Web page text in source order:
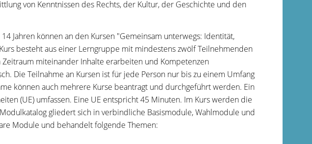
von Kenntnissen des Rechts, der Kultur, der Geschichte und den
Jahren können an den Kursen "Gemeinsam unterwegs: Identität,
besteht aus einer Lerngruppe mit mindestens zwölf Teilnehmenden
miteinander Inhalte erarbeiten und Kompetenzen
Die Teilnahme an Kursen ist für jede Person nur bis zu einem Umfang
können auch mehrere Kurse beantragt und durchgeführt werden. Ein
(UE) umfassen. Eine UE entspricht 45 Minuten. Im Kurs werden die
gliedert sich in verbindliche Basismodule, Wahlmodule und
Module und behandelt folgende Themen: